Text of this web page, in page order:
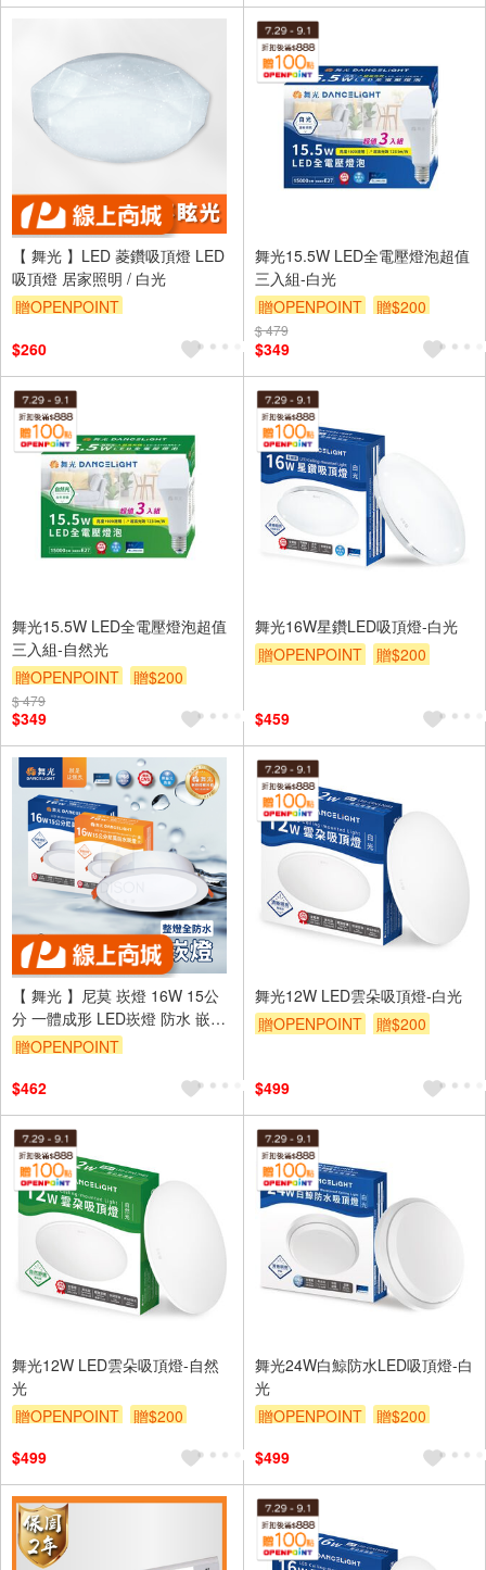
【 舞光 】LED 菱鑽吸頂燈 LED
吸頂燈 居家照明 / 白光
贈OPENPOINT
$260
舞光15.5W LED全電壓燈泡超值
三入組-白光
贈OPENPOINT
贈$200
$ 479
$349
舞光15.5W LED全電壓燈泡超值
三入組-自然光
贈OPENPOINT
贈$200
$ 479
$349
舞光16W星鑽LED吸頂燈-白光
贈OPENPOINT
贈$200
$459
【 舞光 】尼莫 崁燈 16W 15公
分 一體成形 LED崁燈 防水 嵌燈
IP66 全防水 適用浴室
贈OPENPOINT
$462
舞光12W LED雲朵吸頂燈-白光
贈OPENPOINT
贈$200
$499
舞光12W LED雲朵吸頂燈-自然
光
贈OPENPOINT
贈$200
$499
舞光24W白鯨防水LED吸頂燈-白
光
贈OPENPOINT
贈$200
$499